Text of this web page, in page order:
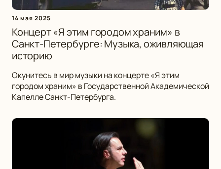
14 мая 2025
Концерт «Я этим городом храним» в
Санкт-Петербурге: Музыка, оживляющая
историю
Окунитесь в мир музыки на концерте «Я этим
городом храним» в Государственной Академической
Капелле Санкт-Петербурга.